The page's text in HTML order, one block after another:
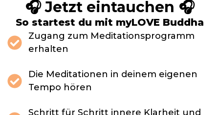
🎧 Jetzt eintauchen 🎧
So startest du mit myLOVE Buddha
Zugang zum Meditationsprogramm
erhalten
Die Meditationen in deinem eigenen
Tempo hören
Schritt für Schritt innere Klarheit und